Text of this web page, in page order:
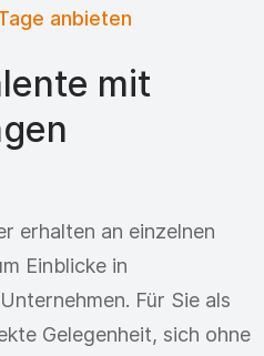
anbieten
mit
erhalten an einzelnen
Einblicke in
Für Sie als
Gelegenheit, sich ohne